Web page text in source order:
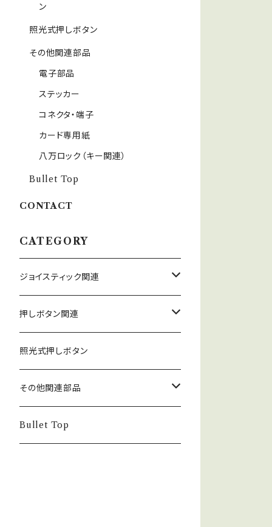
ン
照光式押しボタン
その他関連部品
電子部品
ステッカー
コネクタ・端子
カード専用紙
八万ロック（キー関連）
Bullet Top
CONTACT
CATEGORY
ジョイスティック関連
ジョイスティック本体
コネクタ接続型
ファストン端子型
ジョイスティック関連部品
レバーボール
単品部品（ジョイスティック）
NOBIモデル関連
押しボタン関連
押しボタン_30φ
30φ_ネジ式
30φ_差込式
押しボタン_24φ
24φ_ネジ式
単品部品（押しボタン）
照光式押しボタン
その他関連部品
電子部品
Bullet Top